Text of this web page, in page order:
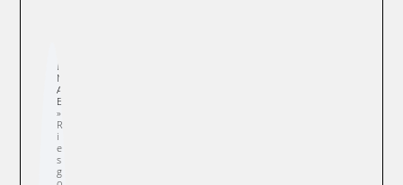
Sobrescribir
enlaces
de
ayuda
a
la
navegación
E
N
A
E
R
i
e
s
g